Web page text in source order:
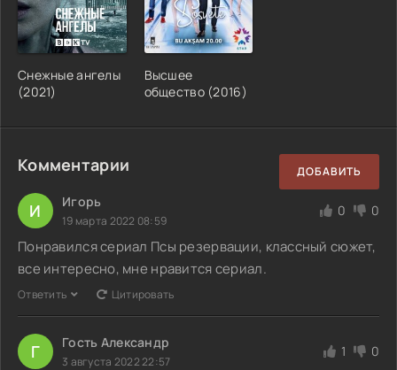
Снежные ангелы
(2021)
Высшее
общество (2016)
Комментарии ДОБАВИТЬ
И Игорь
19 марта 2022 08:59
0 0
Понравился сериал Псы резервации, классный сюжет,
все интересно, мне нравится сериал.
Ответить Цитировать
Г Гость Александр
3 августа 2022 22:57
1 0